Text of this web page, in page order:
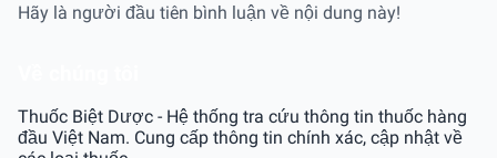
Hãy là người đầu tiên bình luận về nội dung này!
Thuốc Biệt Dược - Hệ thống tra cứu thông tin thuốc hàng
đầu Việt Nam. Cung cấp thông tin chính xác, cập nhật về